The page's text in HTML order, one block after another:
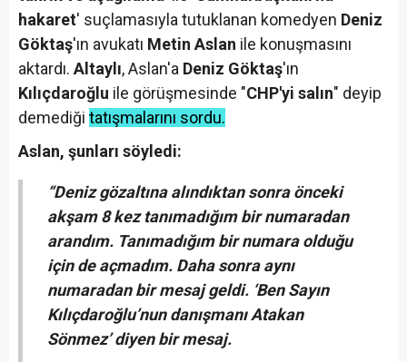
hakaret' suçlamasıyla tutuklanan komedyen Deniz
Göktaş'ın avukatı Metin Aslan ile konuşmasını
aktardı. Altaylı, Aslan'a Deniz Göktaş'ın
Kılıçdaroğlu ile görüşmesinde "CHP'yi salın" deyip
demediği tatışmalarını sordu.
Aslan, şunları söyledi:
“Deniz gözaltına alındıktan sonra önceki
akşam 8 kez tanımadığım bir numaradan
arandım. Tanımadığım bir numara olduğu
için de açmadım. Daha sonra aynı
numaradan bir mesaj geldi. ‘Ben Sayın
Kılıçdaroğlu’nun danışmanı Atakan
Sönmez’ diyen bir mesaj.